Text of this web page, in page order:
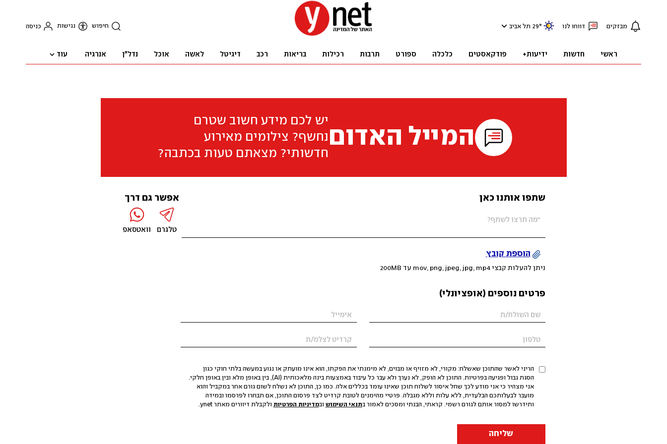
מבזקים דווחו לנו 29° תל אביב חיפוש נגישות כניסה
ראשי חדשות ידיעות+ פודקאסטים כלכלה ספורט תרבות רכילות בריאות רכב דיגיטל לאשה אוכל נדל"ן אנרגיה עוד
המייל האדום
יש לכם מידע חשוב שטרם
נחשף? צילומים מאירוע
חדשותי? מצאתם טעות בכתבה?
שתפו אותנו כאן
הוספת קובץ
ניתן להעלות קבצי mov, png, jpeg, jpg, mp4 עד 200MB
פרטים נוספים (אופציונלי)
הריני לאשר שהתוכן שאשלח: מקורי, לא מזויף או מבוים, לא מימנתי את הפקתו, הוא אינו מועתק או נגוע במעשה בלתי חוקי כגון
הסגת גבול ופגיעה בפרטיות. התוכן לא הופק, לא נערך ולא עבר כל עיבוד באמצעות בינה מלאכותית (AI), בין באופן מלא ובין באופן חלקי.
אני מצהיר כי אני מודע לכך שחל איסור לשלוח תוכן שאינו עומד בכללים אלה. כמו כן, התוכן לא נשלח לשום גורם אחר במקביל והוא
מועבר לבעלותכם הבלעדית, ללא עלות וללא מגבלה. פרטיי מהימנים לטובת קרדיט לצד פרסום התוכן, אם תבחרו לפרסמו ובמידה
ותידרשו למסור אותם לגורם רשמי. קראתי, הבנתי ומסכים לאמור בתנאי השימוש ובמדיניות הפרטיות ולקבלת דיוורים מאתר ynet.
שליחה
אפשר גם דרך
טלגרם וואטסאפ